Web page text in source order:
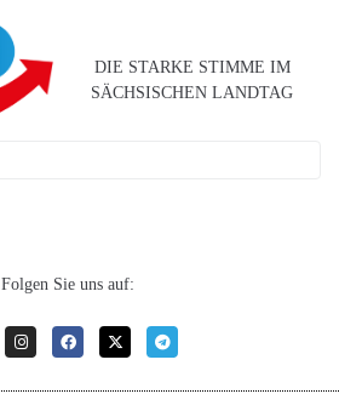
DIE STARKE STIMME IM
SÄCHSISCHEN LANDTAG
Folgen Sie uns auf: